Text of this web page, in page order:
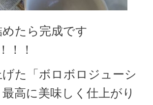
たら完成です
！！
た「ボロボロジューシ
高に美味しく仕上がり